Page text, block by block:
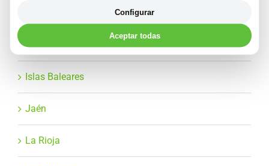
Industrial y automatización
Informática y TV/Audio
Islas Baleares
Jaén
La Rioja
Configurar
Aceptar todas